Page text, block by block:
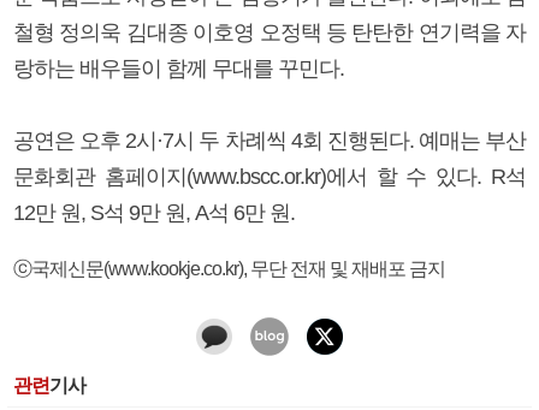
철형 정의욱 김대종 이호영 오정택 등 탄탄한 연기력을 자
랑하는 배우들이 함께 무대를 꾸민다.
공연은 오후 2시·7시 두 차례씩 4회 진행된다. 예매는 부산
문화회관 홈페이지(www.bscc.or.kr)에서 할 수 있다. R석
12만 원, S석 9만 원, A석 6만 원.
ⓒ국제신문(www.kookje.co.kr), 무단 전재 및 재배포 금지
관련기사